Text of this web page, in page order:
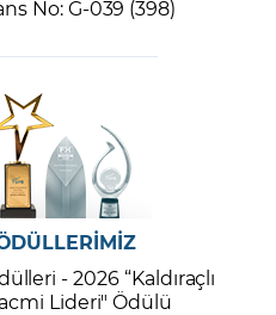
No: G-039 (398)
- 2026 “Kaldıraçlı
Lideri" Ödülü